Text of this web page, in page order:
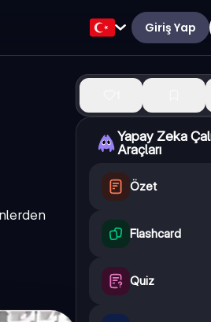
Giriş Yap
Yapay Zeka
Araçları
Özet
Flashcard
Quiz